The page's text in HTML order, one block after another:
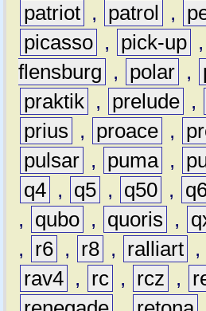
patriot , patrol ,
picasso , pick-up ,
flensburg
, polar ,
praktik , prelude ,
prius
, proace ,
pulsar , puma ,
q4 , q5 , q50 ,
,
qubo , quoris ,
,
r6 , r8 , ralliart ,
rav4 , rc , rcz ,